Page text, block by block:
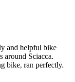
and helpful bike
around Sciacca.
bike, ran perfectly.